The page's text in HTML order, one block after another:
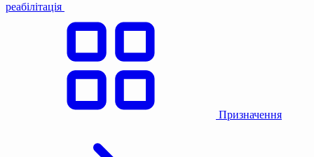
реабілітація
Призначення